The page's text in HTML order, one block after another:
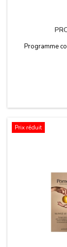
Programme
Prix réduit